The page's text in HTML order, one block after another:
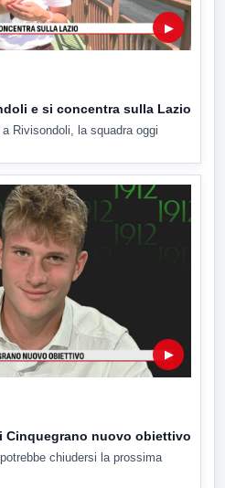
▶
e si concentra sulla Lazio
Rivisondoli, la squadra oggi
▶
Cinquegrano nuovo obiettivo
chiudersi la prossima